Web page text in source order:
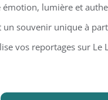
émotion, lumière et
un souvenir unique à
vos reportages sur Le